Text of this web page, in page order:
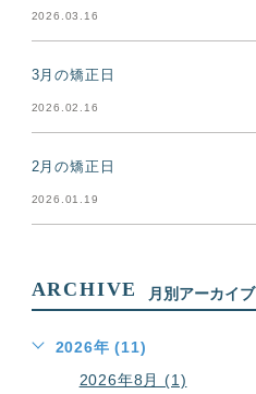
2026.03.16
3月の矯正日
2026.02.16
2月の矯正日
2026.01.19
ARCHIVE 月別アーカイブ
2026年 (11)
2026年8月 (1)